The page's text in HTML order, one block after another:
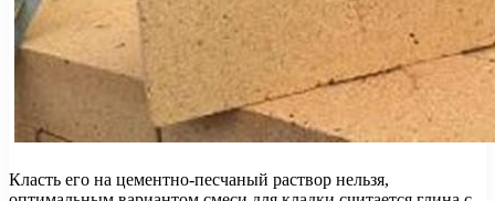
Класть его на цементно-песчаный раствор нельзя,